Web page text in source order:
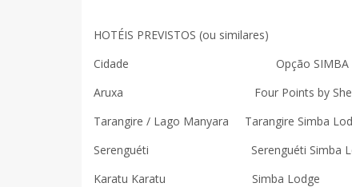
HOTÉIS PREVISTOS (ou similares)
Cidade Opção SIMBA
Aruxa Four Points by Sheraton
Tarangire / Lago Manyara Tarangire Simba
Serenguéti Serenguéti Simba
Karatu Karatu